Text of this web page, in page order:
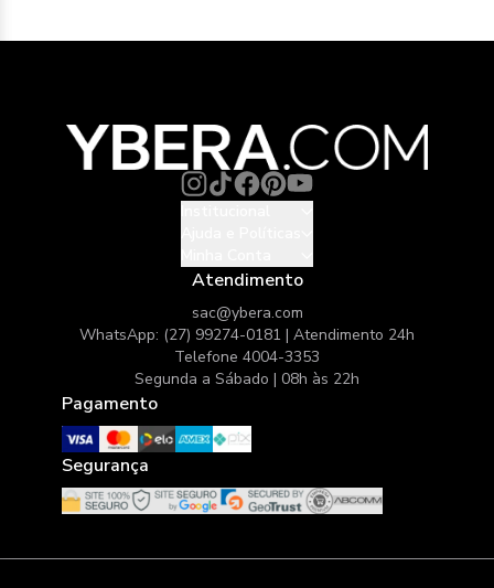
Atendimento
sac@ybera.com
WhatsApp: (27) 99274-0181 | Atendimento 24h
Telefone 4004-3353
Segunda a Sábado | 08h às 22h
Pagamento
Segurança